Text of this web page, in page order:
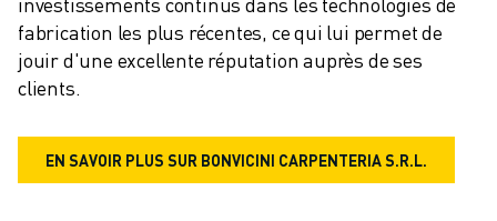
fabrication les plus récentes, ce qui lui permet de
jouir d'une excellente réputation auprès de ses
clients.
EN SAVOIR PLUS SUR BONVICINI CARPENTERIA S.R.L.